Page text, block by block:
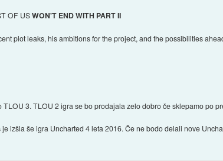
OF USWON'T END WITH PART II
plot leaks, his ambitions for the project, and the possibilities
3. TLOU 2 igra se bo prodajala zelo dobro če sklepamo po
izšla še igra Uncharted 4 leta 2016. Če ne bodo delali nove